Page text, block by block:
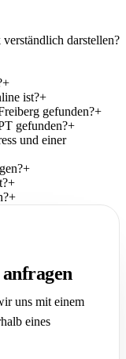
darstellen?
+
ist?+
gefunden?+
gefunden?+
und einer
+
+
+
uns mit einem
eines